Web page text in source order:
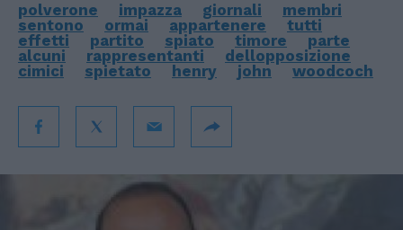
polverone impazza giornali
membri
sentono
ormai appartenere
tutti
effetti
partito spiato timore
parte
alcuni
rappresentanti
dellopposizione
cimici
spietato henry john woodcoch